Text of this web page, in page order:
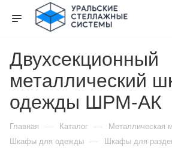
Двухсекционный
металлический
одежды ШРМ-АК
Главная — Каталог — Металлическая
Шкафы для одежды — Шкафы для